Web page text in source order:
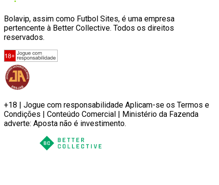
Bolavip, assim como Futbol Sites, é uma empresa
pertencente à Better Collective. Todos os direitos
reservados.
+18 | Jogue com responsabilidade Aplicam-se os Termos e
Condições | Conteúdo Comercial | Ministério da Fazenda
adverte: Aposta não é investimento.